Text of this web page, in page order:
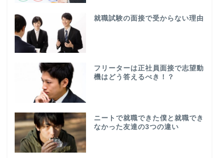
就職試験の面接で受からない理由
フリーターは正社員面接で志望動
機はどう答えるべき！？
ニートで就職できた僕と就職でき
なかった友達の3つの違い